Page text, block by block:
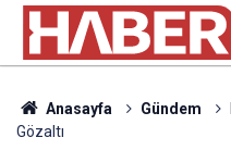
Anasayfa Gündem
Gözaltı